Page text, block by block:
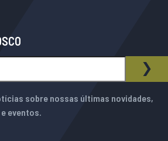
sobre nossas últimas novidades,
eventos.